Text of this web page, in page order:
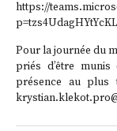
https://
Pour la journée du
priés d’être munis
présence au plus